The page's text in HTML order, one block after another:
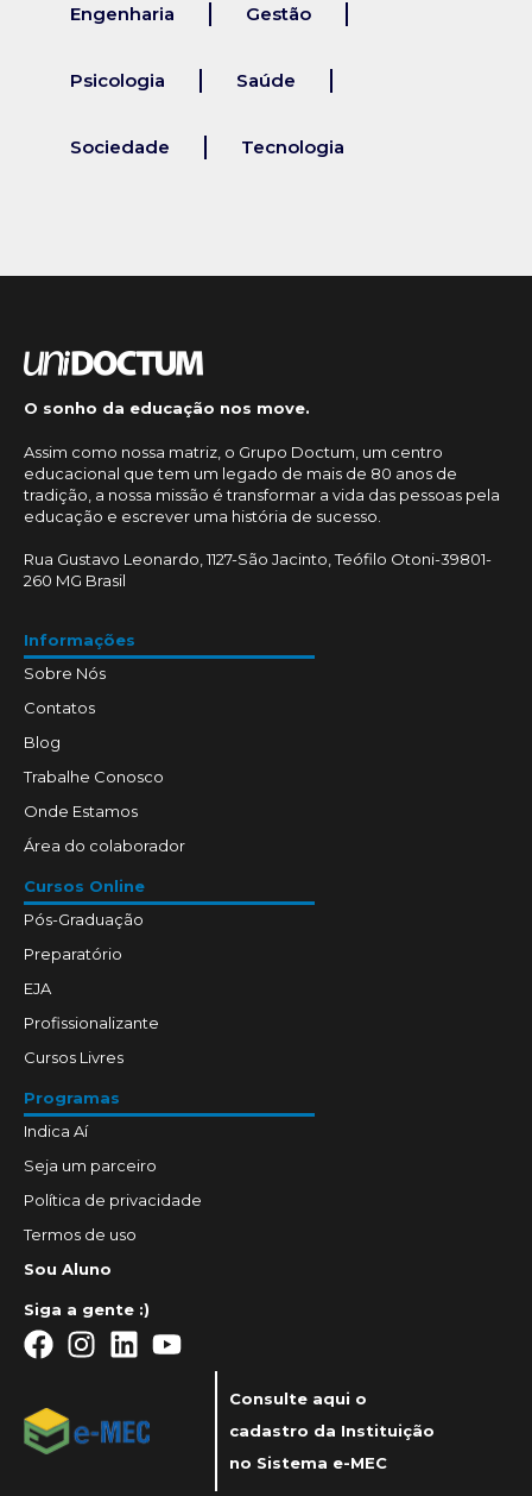
Engenharia Gestão
Psicologia Saúde
Sociedade Tecnologia
O sonho da educação nos move.
Assim como nossa matriz, o Grupo Doctum, um centro
educacional que tem um legado de mais de 80 anos de
tradição, a nossa missão é transformar a vida das pessoas pela
educação e escrever uma história de sucesso.
Rua Gustavo Leonardo, 1127-São Jacinto, Teófilo Otoni-39801-
260 MG Brasil
Informações
Sobre Nós
Contatos
Blog
Trabalhe Conosco
Onde Estamos
Área do colaborador
Cursos Online
Pós-Graduação
Preparatório
EJA
Profissionalizante
Cursos Livres
Programas
Indica Aí
Seja um parceiro
Política de privacidade
Termos de uso
Sou Aluno
Siga a gente :)
Consulte aqui o
cadastro da Instituição
no Sistema e-MEC